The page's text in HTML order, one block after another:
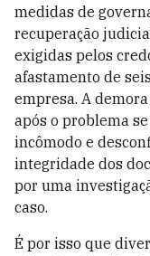
medidas de
recuperação
exigidas pelos
afastamento de
empresa. A
após o problema
incômodo e
integridade dos
por uma
caso.
É por isso que